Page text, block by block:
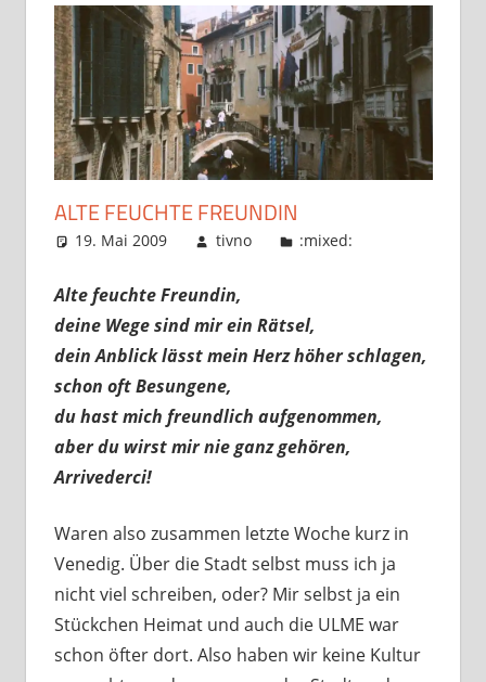
ALTE FEUCHTE FREUNDIN
19. Mai 2009 tivno :mixed:
Alte feuchte Freundin,
deine Wege sind mir ein Rätsel,
dein Anblick lässt mein Herz höher schlagen,
schon oft Besungene,
du hast mich freundlich aufgenommen,
aber du wirst mir nie ganz gehören,
Arrivederci!
Waren also zusammen letzte Woche kurz in
Venedig. Über die Stadt selbst muss ich ja
nicht viel schreiben, oder? Mir selbst ja ein
Stückchen Heimat und auch die ULME war
schon öfter dort. Also haben wir keine Kultur